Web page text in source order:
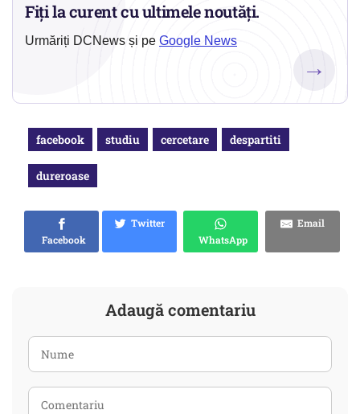
Fiți la curent cu ultimele noutăți.
Urmăriți DCNews și pe Google News
→
facebook studiu cercetare despartiti
dureroase
Facebook
Twitter
WhatsApp
Email
Adaugă comentariu